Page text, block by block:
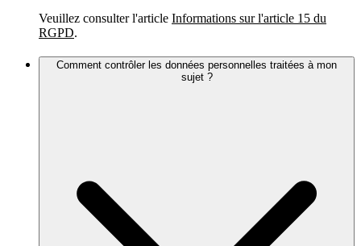
Veuillez consulter l'article Informations sur l'article 15 du
RGPD.
Comment contrôler les données personnelles traitées à mon
sujet ?